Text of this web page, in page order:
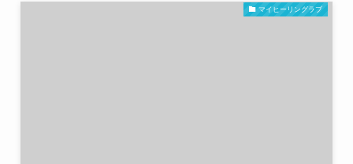
マイヒーリングラブ